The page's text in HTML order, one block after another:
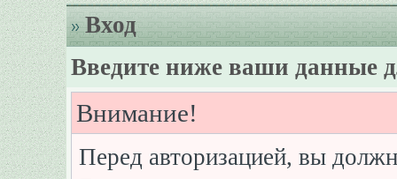
Вход
Введите ниже ваши данные
Внимание!
Перед авторизацией, вы